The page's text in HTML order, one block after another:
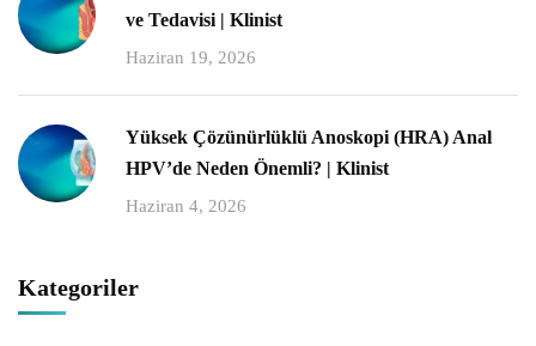
ve Tedavisi | Klinist
Haziran 19, 2026
Yüksek Çözünürlüklü Anoskopi (HRA) Anal
HPV’de Neden Önemli? | Klinist
Haziran 4, 2026
Kategoriler